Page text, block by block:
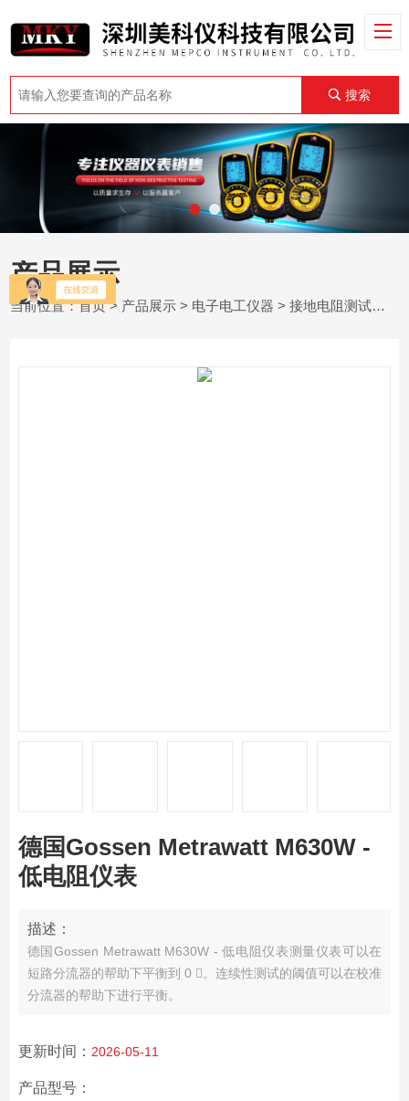
搜索
产品展示
当前位置：首页> 产品展示 > 电子电工仪器 >接地电阻测试仪
德国Gossen Metrawatt M630W -
低电阻仪表
描述：
德国Gossen Metrawatt M630W - 低电阻仪表测量仪表可以在
短路分流器的帮助下平衡到 0 。连续性测试的阈值可以在校准
分流器的帮助下进行平衡。
更新时间： 2026-05-11
产品型号：